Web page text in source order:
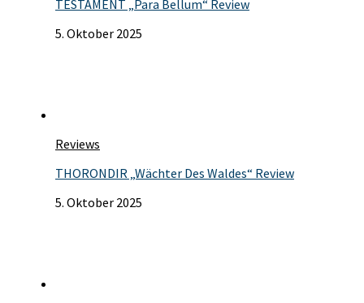
TESTAMENT „Para Bellum“ Review
5. Oktober 2025
Reviews
THORONDIR „Wächter Des Waldes“ Review
5. Oktober 2025